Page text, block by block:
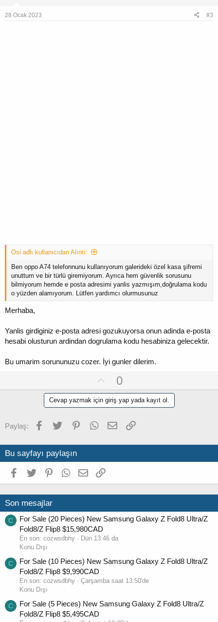
28 Ocak 2023 #3
Osi adlı kullanıcıdan Alıntı:
Ben oppo A74 telefonnunu kullanıyorum galerideki özel kasa şifremi
unuttum ve bir türlü giremiyorum. Ayrıca hem güvenlik sorusunu
bilmiyorum hemde e posta adresimi yanlis yazmışım,doğrulama kodu
o yüzden alamıyorum. Lütfen yardımcı olurmusunuz
Merhaba,
Yanlis girdiginiz e-posta adresi gozukuyorsa onun adinda e-posta
hesabi olusturun ardindan dogrulama kodu hesabiniza gelecektir.
Bu umarim sorununuzu cozer. İyi gunler dilerim.
p
v
t
0
Cevap yazmak için giriş yap yada kayıt ol.
Paylaş: Facebook
Twitter PinterestWhatsApp
E-posta
Bu sayfayı paylaşın
Facebook
Twitter PinterestWhatsApp
E-posta
Son mesajlar
C
For Sale (20 Pieces) New Samsung Galaxy Z Fold8 Ultra/Z
Fold8/Z Flip8 $15,980CAD
En son: cozwsdbhy
Dün 13:46 da
Konu Dışı
C
For Sale (10 Pieces) New Samsung Galaxy Z Fold8 Ultra/Z
Fold8/Z Flip8 $9,990CAD
En son: cozwsdbhy
Çarşamba saat 13:50'de
Konu Dışı
C
For Sale (5 Pieces) New Samsung Galaxy Z Fold8 Ultra/Z
Fold8/Z Flip8 $5,495CAD